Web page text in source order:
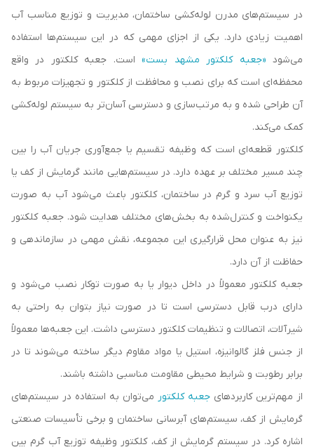
در سیستم‌های مدرن لوله‌کشی ساختمان، مدیریت و توزیع مناسب آب
اهمیت زیادی دارد. یکی از اجزای مهمی که در این سیستم‌ها استفاده
می‌شود «جعبه کلکتور مشهد بست»است. جعبه کلکتور در واقع
محفظه‌ای است که برای نصب و محافظت از کلکتور و تجهیزات مربوط به
آن طراحی شده و به مرتب‌سازی و دسترسی آسان‌تر به سیستم لوله‌کشی
کمک می‌کند.
کلکتور قطعه‌ای است که وظیفه تقسیم یا جمع‌آوری جریان آب را بین
چند مسیر مختلف بر عهده دارد. در سیستم‌هایی مانند گرمایش از کف یا
توزیع آب سرد و گرم در ساختمان، کلکتور باعث می‌شود آب به صورت
یکنواخت و کنترل‌شده به بخش‌های مختلف هدایت شود. جعبه کلکتور
نیز به عنوان محل قرارگیری این مجموعه، نقش مهمی در سازماندهی و
حفاظت از آن دارد.
جعبه کلکتور معمولاً در داخل دیوار یا به صورت توکار نصب می‌شود و
دارای درب قابل دسترسی است تا در صورت نیاز بتوان به راحتی به
شیرآلات، اتصالات و تنظیمات کلکتور دسترسی داشت. این جعبه‌ها معمولاً
از جنس فلز گالوانیزه، استیل یا مواد مقاوم دیگر ساخته می‌شوند تا در
برابر رطوبت و شرایط محیطی مقاومت مناسبی داشته باشند.
از مهم‌ترین کاربردهای جعبه کلکتور می‌توان به استفاده در سیستم‌های
گرمایش از کف، سیستم‌های آبرسانی ساختمان و برخی تأسیسات صنعتی
اشاره کرد. در سیستم گرمایش از کف، کلکتور وظیفه توزیع آب گرم بین